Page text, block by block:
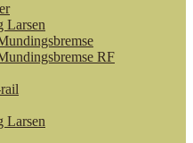
Larsen
RF
Larsen